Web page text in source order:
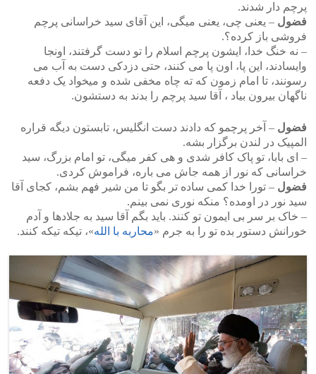
پرچم دار شدند.
فضول – یعنی چی، یعنی میگی، این آقای سید خراسانی پرچم
فروشی باز کرده؟.
– نه خنگ خدا، ایشون پرچم اسلام را تو دست گرفتند، اونجا
وایسادند، این پا، اون پا می کنند، حتی دزدکی دست به آب می
رسونند، تا امام زمون که ته چاه مخفی شده و میخواد یک دفعه
ناگهان بیرون بیاد ، آقا سید پرچم را بدند به دستشون.
فضول – آخر پرچمو که دادند دست انگلیس، تابستون دیگه قراره
المپیک در لندن برگزار بشه.
– ای بابا، تو پاک کافر شدی و هی کفر میگی، تو امام بزرگ، سید
خراسانی که نور از همه جاش می باره، فراموش کردی.
فضول – تورا خدا کمی ساده تر بگو تا من شیر فهم بشم، کجای آقا
سید نور در اومده؟ منکه نوری نمی بینم.
– خاک بر سر بی ایمون تو کنند. باید بگم آقا سید به جلادها و آدم
خورانش دستور بده تو را به جرم «محاربه با الله»، تیکه تیکه کنند.